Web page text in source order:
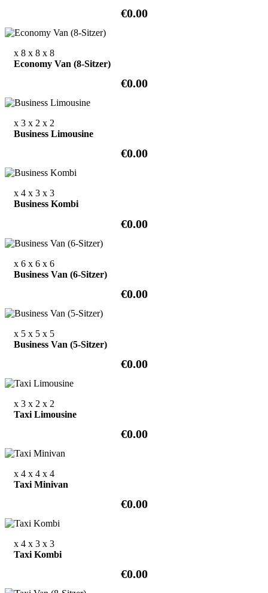
€0.00
x 8 x 8 x 8
Economy Van (8-Sitzer)
€0.00
x 3 x 2 x 2
Business Limousine
€0.00
x 4 x 3 x 3
Business Kombi
€0.00
x 6 x 6 x 6
Business Van (6-Sitzer)
€0.00
x 5 x 5 x 5
Business Van (5-Sitzer)
€0.00
x 3 x 2 x 2
Taxi Limousine
€0.00
x 4 x 4 x 4
Taxi Minivan
€0.00
x 4 x 3 x 3
Taxi Kombi
€0.00